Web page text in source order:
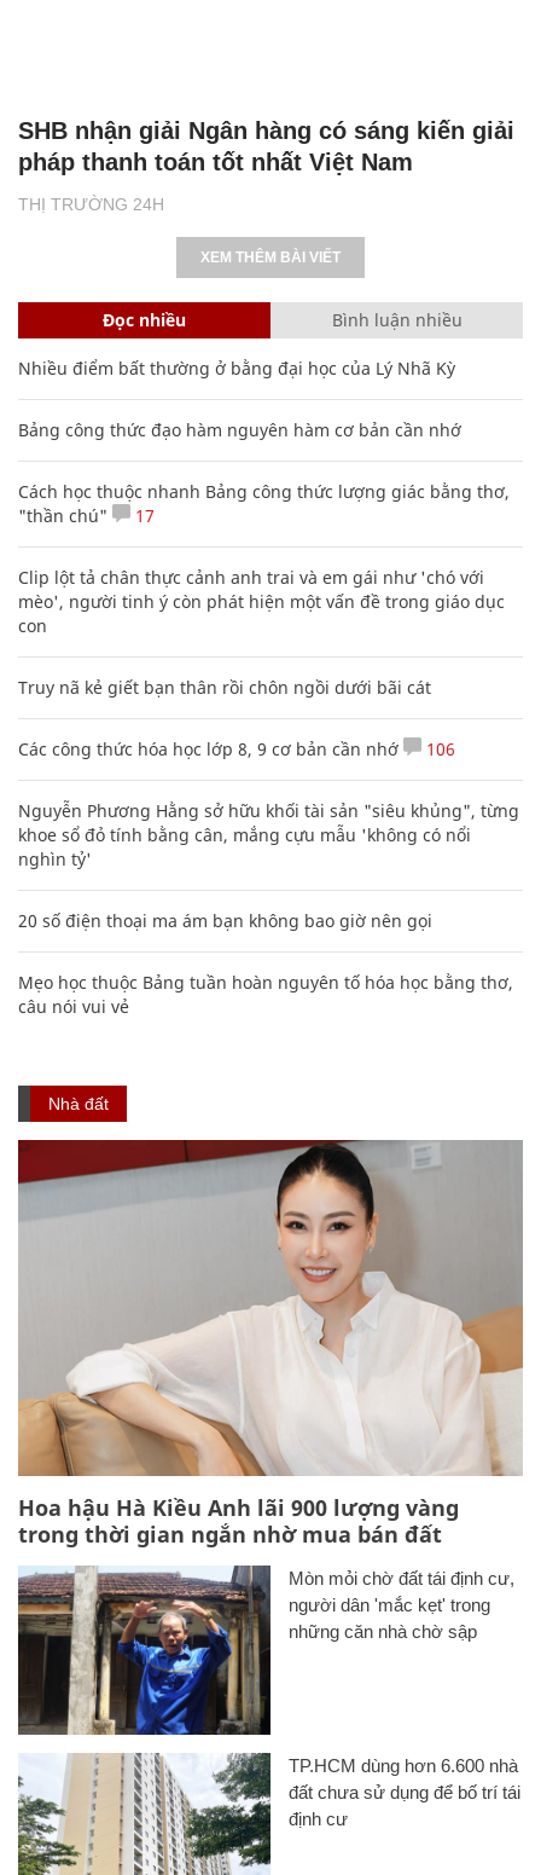
THỊ TRƯỜNG 24H
SHB nhận giải Ngân hàng có sáng kiến giải
pháp thanh toán tốt nhất Việt Nam
XEM THÊM BÀI VIẾT
Đọc nhiều Bình luận nhiều
Nhiều điểm bất thường ở bằng đại học của Lý Nhã Kỳ
Bảng công thức đạo hàm nguyên hàm cơ bản cần nhớ
Cách học thuộc nhanh Bảng công thức lượng giác bằng thơ,
"thần chú"
17
Clip lột tả chân thực cảnh anh trai và em gái như 'chó với
mèo', người tinh ý còn phát hiện một vấn đề trong giáo dục
con
Truy nã kẻ giết bạn thân rồi chôn ngồi dưới bãi cát
Các công thức hóa học lớp 8, 9 cơ bản cần nhớ 106
Nguyễn Phương Hằng sở hữu khối tài sản "siêu khủng", từng
khoe sổ đỏ tính bằng cân, mắng cựu mẫu 'không có nổi
nghìn tỷ'
20 số điện thoại ma ám bạn không bao giờ nên gọi
Mẹo học thuộc Bảng tuần hoàn nguyên tố hóa học bằng thơ,
câu nói vui vẻ
Nhà đất
Hoa hậu Hà Kiều Anh lãi 900 lượng vàng
trong thời gian ngắn nhờ mua bán đất
Mòn mỏi chờ đất tái định cư,
người dân 'mắc kẹt' trong
những căn nhà chờ sập
TP.HCM dùng hơn 6.600 nhà
đất chưa sử dụng để bố trí tái
định cư